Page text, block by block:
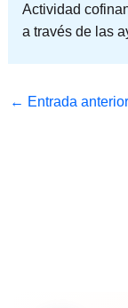
Actividad
a través de las
← Entrada anterior